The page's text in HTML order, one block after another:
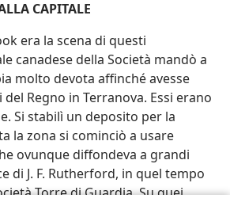
CAPITALE
era la scena di questi
canadese della Società mandò a
molto devota affinché avesse
Regno in Terranova. Essi erano
Si stabilì un deposito per la
la zona si cominciò a usare
ovunque diffondeva a grandi
di J. F. Rutherford, in quel tempo
Torre di Guardia. Su quei